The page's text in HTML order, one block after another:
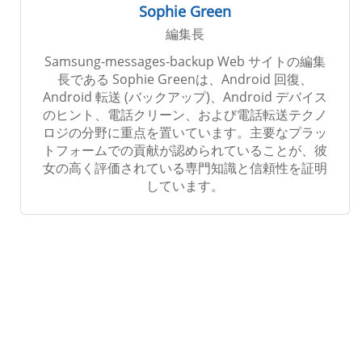
Sophie Green
編集長
Samsung-messages-backup Web サイトの編集
長である Sophie Greenは、Android 回復、
Android 転送 (バックアップ)、Android デバイス
のヒント、電話クリーン、および電話転送テクノ
ロジの分野に重点を置いています。主要なプラッ
トフォームでの貢献が認められていることが、彼
女の高く評価されている専門知識と信頼性を証明
しています。